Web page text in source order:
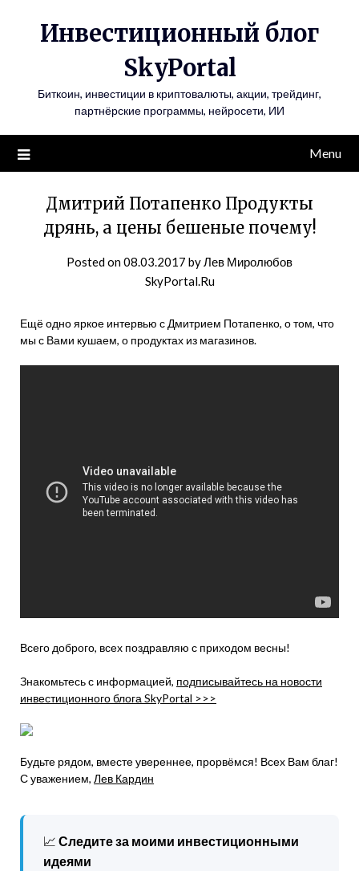
Инвестиционный блог
SkyPortal
Биткоин, инвестиции в криптовалюты, акции, трейдинг,
партнёрские программы, нейросети, ИИ
Menu
Дмитрий Потапенко Продукты
дрянь, а цены бешеные почему!
Posted on08.03.2017 byЛев Миролюбов
SkyPortal.Ru
Ещё одно яркое интервью с Дмитрием Потапенко, о том, что
мы с Вами кушаем, о продуктах из магазинов.
Всего доброго, всех поздравляю с приходом весны!
Знакомьтесь с информацией, подписывайтесь на новости
инвестиционного блога SkyPortal >>>
Будьте рядом, вместе увереннее, прорвёмся! Всех Вам благ!
С уважением, Лев Кардин
📈 Следите за моими инвестиционными
идеями